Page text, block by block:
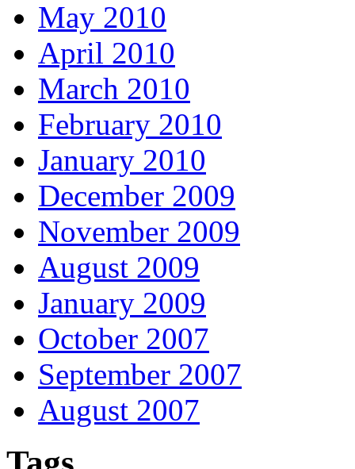
May 2010
April 2010
March 2010
February 2010
January 2010
December 2009
November 2009
August 2009
January 2009
October 2007
September 2007
August 2007